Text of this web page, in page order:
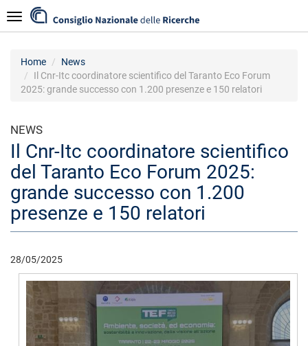
al
contenuto
Navigazione
Home
News
Il Cnr-Itc coordinatore scientifico del Taranto Eco Forum
2025: grande successo con 1.200 presenze e 150 relatori
NEWS
Il Cnr-Itc coordinatore scientifico
del Taranto Eco Forum 2025:
grande successo con 1.200
presenze e 150 relatori
28/05/2025